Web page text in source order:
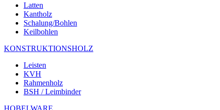
Latten
Kantholz
Schalung/Bohlen
Keilbohlen
KONSTRUKTIONSHOLZ
Leisten
KVH
Rahmenholz
BSH / Leimbinder
HOBELWARE